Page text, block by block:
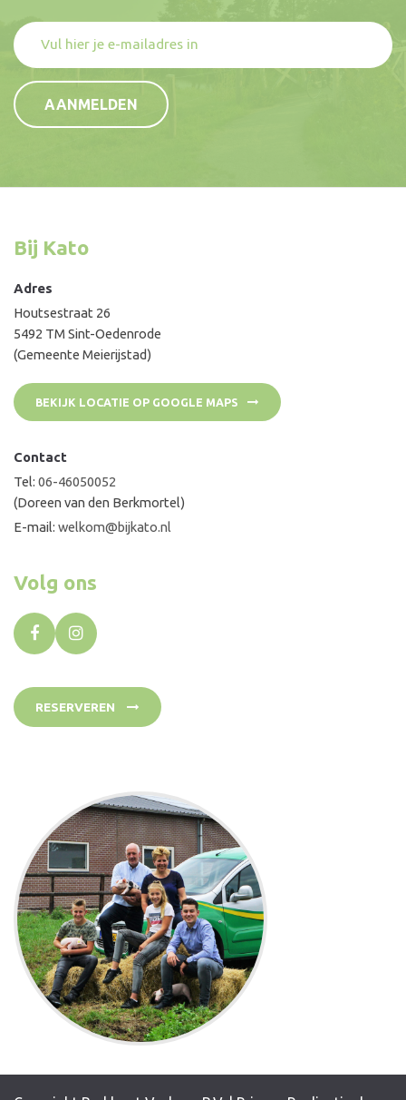
Bij Kato
Adres
Houtsestraat 26
5492 TM Sint-Oedenrode
(Gemeente Meierijstad)
BEKIJK LOCATIE OP GOOGLE MAPS
Contact
Tel: 06-46050052
(Doreen van den Berkmortel)
E-mail: welkom@bijkato.nl
Volg ons
RESERVEREN